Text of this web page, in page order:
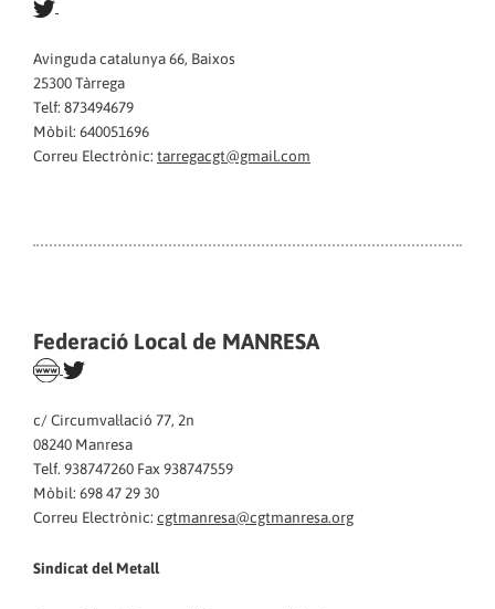
Avinguda catalunya 66, Baixos
25300 Tàrrega
Telf: 873494679
Mòbil: 640051696
Correu Electrònic: tarregacgt@gmail.com
Federació Local de MANRESA
c/ Circumval·lació 77, 2n
08240 Manresa
Telf. 938747260 Fax 938747559
Mòbil: 698 47 29 30
Correu Electrònic: cgtmanresa@cgtmanresa.org
Sindicat del Metall